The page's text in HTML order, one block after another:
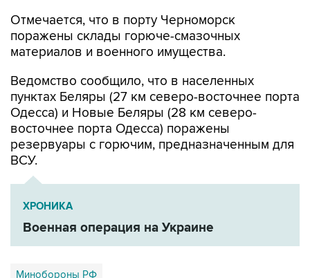
Отмечается, что в порту Черноморск
поражены склады горюче-смазочных
материалов и военного имущества.
Ведомство сообщило, что в населенных
пунктах Беляры (27 км северо-восточнее порта
Одесса) и Новые Беляры (28 км северо-
восточнее порта Одесса) поражены
резервуары с горючим, предназначенным для
ВСУ.
ХРОНИКА
Военная операция на Украине
Минобороны РФ